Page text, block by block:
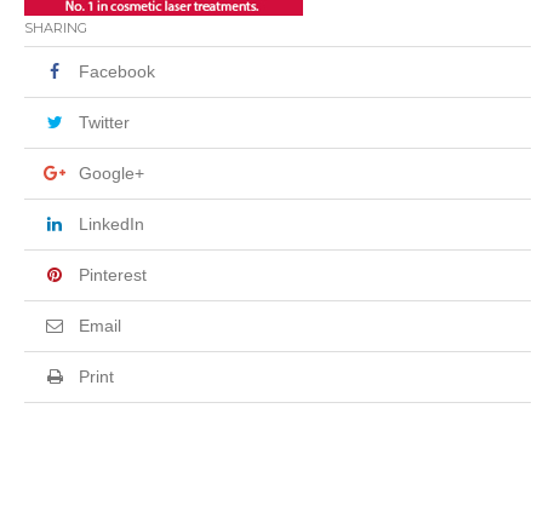
SHARING
Facebook
Twitter
Google+
LinkedIn
Pinterest
Email
Print